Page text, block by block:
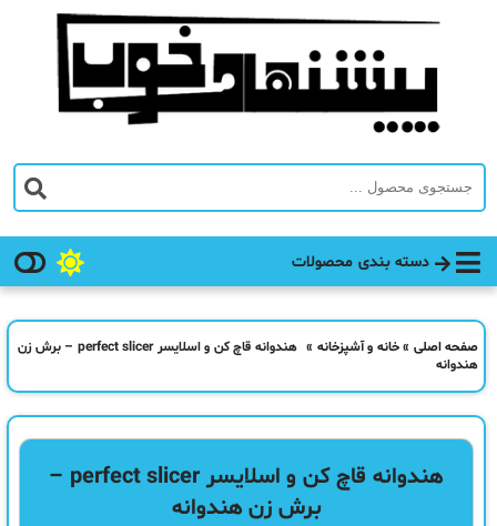
دسته بندی محصولات
صفحه اصلی »خانه و آشپزخانه »
هندوانه قاچ کن و اسلایسر perfect slicer – برش زن
هندوانه
هندوانه قاچ کن و اسلایسر perfect slicer –
برش زن هندوانه